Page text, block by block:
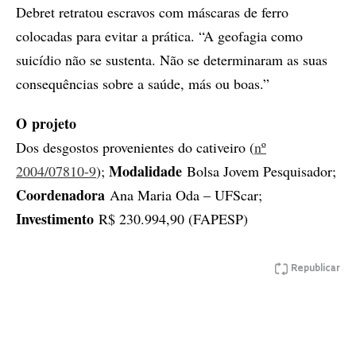
Debret retratou escravos com máscaras de ferro
colocadas para evitar a prática. “A geofagia como
suicídio não se sustenta. Não se determinaram as suas
consequên­cias sobre a saúde, más ou boas.”
O projeto
Dos desgostos provenientes do cativeiro (nº
2004/07810-9); Modalidade Bolsa Jovem Pesquisador;
Co­or­de­na­dora Ana Maria Oda – UFScar;
Investimento R$ 230.994,90 (FAPESP)
Republicar